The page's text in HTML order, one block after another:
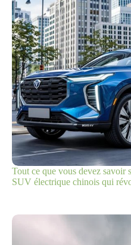
Tout ce que vous devez savoir
SUV électrique chinois qui